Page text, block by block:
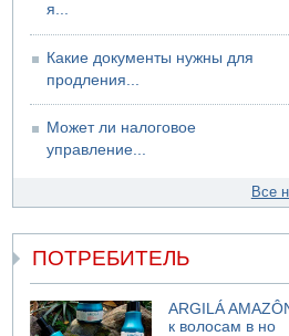
я...
Какие документы нужны для
продления...
Может ли налоговое
управление...
Все
ПОТРЕБИТЕЛЬ
ARGILÁ
к волосам в но